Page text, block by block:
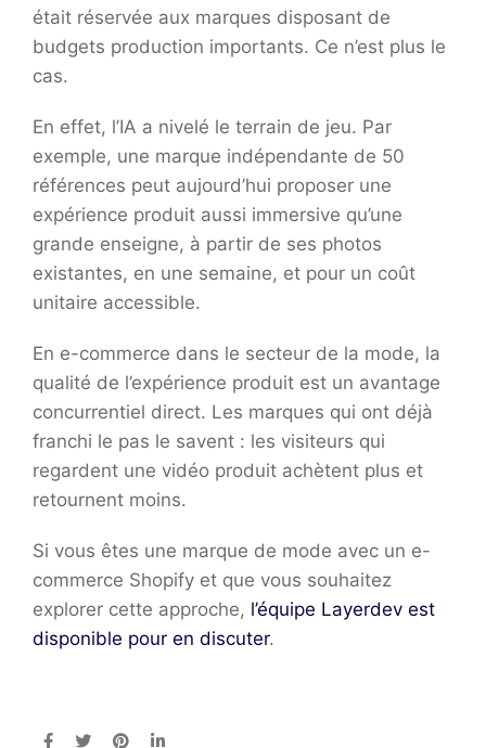
était réservée aux marques disposant de
budgets production importants. Ce n’est plus le
cas.
En effet, l’IA a nivelé le terrain de jeu. Par
exemple, une marque indépendante de 50
références peut aujourd’hui proposer une
expérience produit aussi immersive qu’une
grande enseigne, à partir de ses photos
existantes, en une semaine, et pour un coût
unitaire accessible.
En e-commerce dans le secteur de la mode, la
qualité de l’expérience produit est un avantage
concurrentiel direct. Les marques qui ont déjà
franchi le pas le savent : les visiteurs qui
regardent une vidéo produit achètent plus et
retournent moins.
Si vous êtes une marque de mode avec un e-
commerce Shopify et que vous souhaitez
explorer cette approche, l’équipe Layerdev est
disponible pour en discuter.